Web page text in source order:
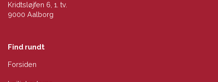
Kridtsløjfen 6, 1. tv.
9000 Aalborg
Find rundt
Forsiden